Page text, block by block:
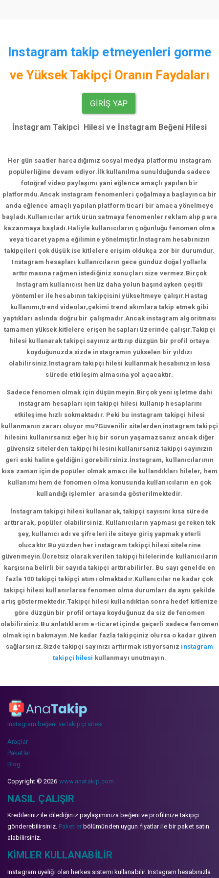
Instagram takip etmeyenleri gorme
ve Yüksek Takipçi Oranın Faydaları
GIRIŞ YAP
İnstagram Takipci Hilesi ve İnstagram Beğeni Hilesi
Her gün saatler harcadığımız sosyal medya platformu instagram
popülerliğine devam ediyor.İlk kullanılma sunulduğunda sadece
fotoğraf video paylaşımı yani eğlence amaçlı yapılan bir
platformdu.Ancak instagram fenomenleri çoğalmaya başlayınca bir
anda eğlence amaçlı yapılan platform ticari bir amaca yönelmeye
başladı.Kullanıcılar artık ürün satmaya fenomenler reklam alıp para
kazanmaya başladı.Haliyle kullanıcıların çoğunluğu fenomen olma
veya ticaret yapma eğilimine yönelmiştir.İnstagram hesabınızın
takipçileri çok düşük ise kitlelere erişim oldukça zor bir durumdur.
Instagram hesapları kullanıcıların gece gündüz doğal yollarla
arttırmasına rağmen istediğiniz sonuçları size vermez.Birçok
Instagram kullanıcısı henüz daha yolun başındayken çeşitli
yöntemler ile hesabının takipçisini yükseltmeye çalışır.Hastag
kullanımı,trend videolar,çekimi trend akımlara takip etmek gibi
yaptıkları aslında doğru bir çalışmadır.Ancak instagram algoritması
tamamen yüksek kitlelere erişen hesapları üzerinde çalışır.Takipçi
hilesi kullanarak takipçi sayınız arttırıp düzgün bir profil ortaya
koyduğunuzda sizde instagramın yükselen bir yıldızı
olabilirsiniz.Instagram takipçi hilesi kullanmak hesabınızın kısa
sürede etkileşim almasına yol açacaktır.
Sadece fenomen olmak için düşünmeyin.Birçok yeni işletme dahi
instagram hesapları için takipçi hilesi kullanıp hesaplarını
etkileşime hızlı sokmaktadır. Peki bu instagram takipçi hilesi
kullanmanın zararı oluyor mu?Güvenilir sitelerden instagram takipçi
hilesini kullanırsanız eğer hiç bir sorun yaşamazsanız ancak diğer
güvensiz sitelerden takipçi hilesini kullanırsanız takipçi sayınızın
geri eski haline geldiğini görebilirsiniz.İnstagram, kullanıcılarının
kısa zaman içinde popüler olmak amacı ile kullandıkları hileler, hem
kullanımı hem de fonomen olma konusunda kullanıcıların en çok
kullandığı işlemler arasında gösterilmektedir.
İnstagram takipçi hilesi kullanarak, takipçi sayısını kısa sürede
arttırarak, popüler olabilirsiniz. Kullanıcıların yapması gereken tek
şey, kullanıcı adı ve şifreleri ile siteye giriş yapmak yeterli
olucaktır.Bu yüzden her instagram takipçi hilesi sitelerine
güvenmeyin.Ücretsiz olarak verilen takipçi hilelerinde kullanıcıların
karşısına belirli bir sayıda takipçi arttırabilirler. Bu sayı genelde en
fazla 100 takipçi takipçi atımı olmaktadır.Kullanıcılar ne kadar çok
takipçi hilesi kullanırlarsa fenomen olma durumları da aynı şekilde
artış göstermektedir.Takipçi hilesi kullandıktan sonra hedef kitlenize
göre düzgün bir profil ortaya koyduğunuz da siz de fenomen
olabilirsiniz.Bu anlatıklarım e-ticaret içinde geçerli sadece fenomen
olmak için bakmayın.Ne kadar fazla takipçiniz olursa o kadar güven
sağlarsınız.Sizde takipçi sayınızı arttırmak istiyorsanız instagram
takipçi hilesi kullanmayı unutmayın.
instagram beğeni ve takipçi sitesi
Araçlar
Paketler
Blog
Copyright © 2026 www.anatakip.com
NASIL ÇALIŞIR
Kredileriniz ile dilediğiniz paylaşımınıza beğeni ve profilinize takipçi
gönderebilirsiniz. Paketlerbölümünden uygun fiyatlar ile bir paket satın
alabilirsiniz.
KIMLER KULLANABILIR
Instagram üyeliği olan herkes sistemi kullanabilir. Instagram hesabınızla